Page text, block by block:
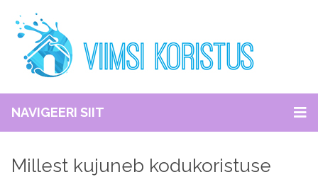
NAVIGEERI SIIT
Millest kujuneb kodukoristuse